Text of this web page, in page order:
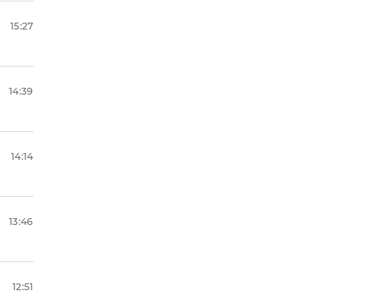
15:27
14:39
14:14
13:46
12:51